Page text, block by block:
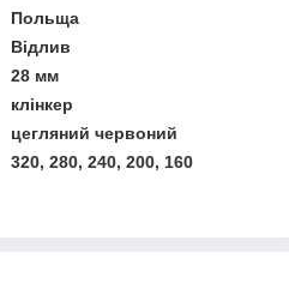
Польща
Відлив
28 мм
клінкер
цегляний червоний
320, 280, 240, 200, 160